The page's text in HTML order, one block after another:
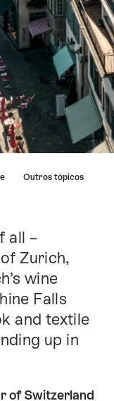
Outros tópicos
all –
Zurich,
wine
Falls
and textile
up in
of Switzerland